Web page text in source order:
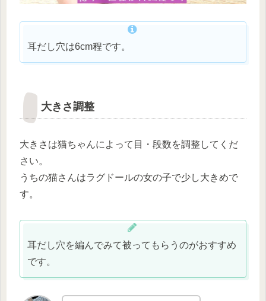
耳だし穴は6cm程です。
大きさ調整
大きさは猫ちゃんによって目・段数を調整してくだ
さい。
うちの猫さんはラグドールの女の子で少し大きめで
す。
耳だし穴を編んでみて被ってもらうのがおすすめ
です。